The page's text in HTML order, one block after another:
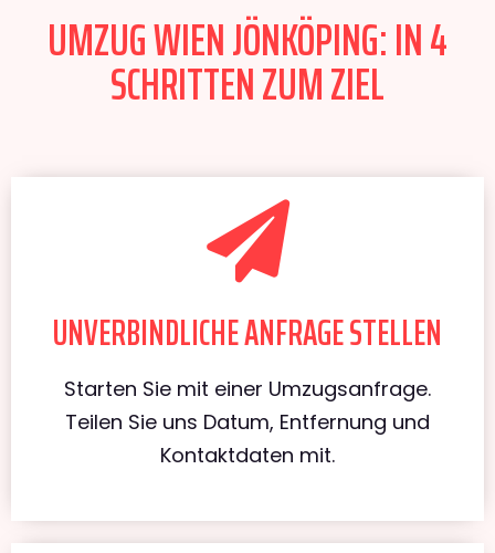
UMZUG WIEN JÖNKÖPING: IN 4
SCHRITTEN ZUM ZIEL
UNVERBINDLICHE ANFRAGE STELLEN
Starten Sie mit einer Umzugsanfrage.
Teilen Sie uns Datum, Entfernung und
Kontaktdaten mit.